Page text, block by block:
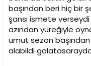
başından beri hiç bir
şansı ismete verseydi
azından yüreğiyle
umut sezon
alabildi